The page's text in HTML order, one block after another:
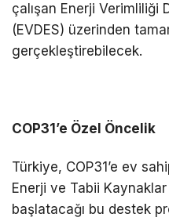
çalışan Enerji Verimliliği
(EVDES) üzerinden
gerçekleştirebilecek.
COP31’e Özel Öncelik
Türkiye, COP31’e ev
Enerji ve Tabii Kaynaklar
başlatacağı bu destek